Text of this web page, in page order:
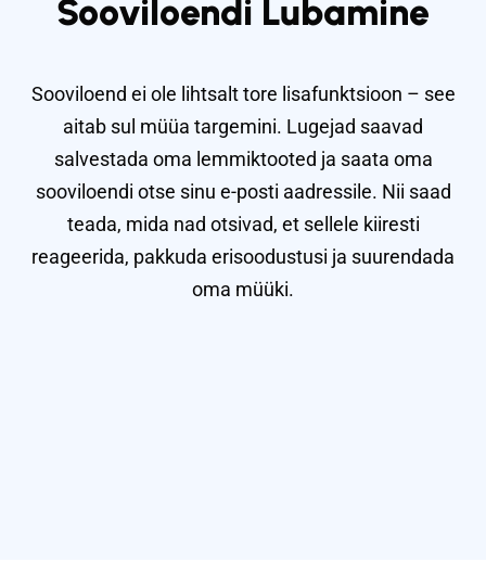
Sooviloendi Lubamine
Sooviloend ei ole lihtsalt tore lisafunktsioon – see
aitab sul müüa targemini. Lugejad saavad
salvestada oma lemmiktooted ja saata oma
sooviloendi otse sinu e-posti aadressile. Nii saad
teada, mida nad otsivad, et sellele kiiresti
reageerida, pakkuda erisoodustusi ja suurendada
oma müüki.